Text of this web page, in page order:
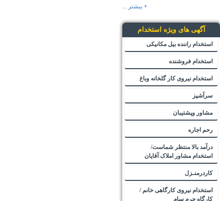
+ بیشتر ...
آگهی های ویژه استخدام
استخدام راننده بیل مکانیکی
استخدام فروشنده
استخدام نیروی کار گلخانه وباغ
سرآشپز
مشاور وپشتیبان
رحم اجاره
درآمد بالا منتظر شماست/
استخدام مشاور املاک آقایان
کاردرمنـزل
استخدام نیروی کارگاهی خانم /
کارگاه چرم سام